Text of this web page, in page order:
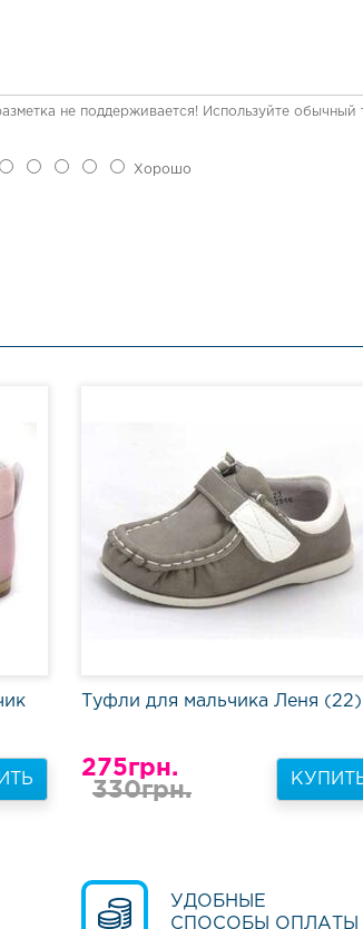
не поддерживается! Используйте обычный
Хорошо
Туфли для мальчика Леня (22)
275грн.
330грн.
УДОБНЫЕ
СПОСОБЫ ОПЛАТЫ